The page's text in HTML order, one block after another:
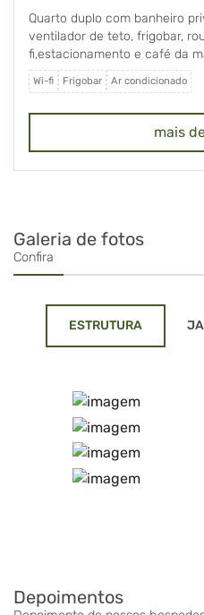
Quarto duplo com banheiro
ventilador de teto, frigobar,
fi,estacionamento e café da
Wi-fi Frigobar Ar condicionado
mais
Galeria de fotos
Confira
ESTRUTURA
Depoimentos